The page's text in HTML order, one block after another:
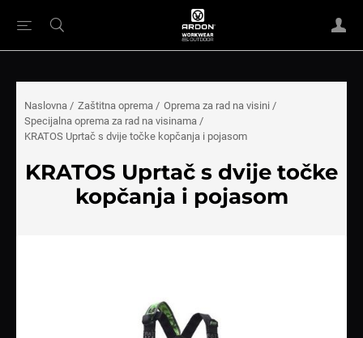
Naslovna / Zaštitna oprema / Oprema za rad na visini /
Specijalna oprema za rad na visinama /
KRATOS Uprtač s dvije točke kopčanja i pojasom
KRATOS Uprtač s dvije točke
kopčanja i pojasom